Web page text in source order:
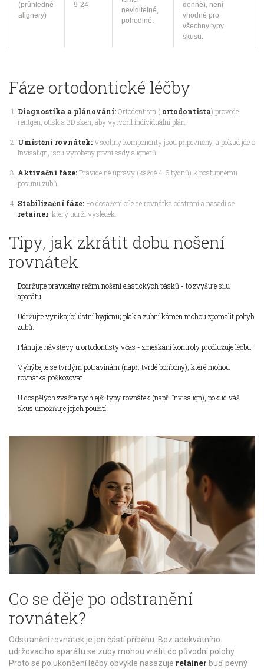
(průhledné
alignery)
9-24
neviditelné,
pohodlné.
denně), není
vhodné pro
všechny typy
skusu.
Fáze ortodontické léčby
Diagnostika a plánování:Ortodontista ( ortodontista) provede
rentgen, otisk a 3D sken, aby vytvořil individuální plán.
Umístění rovnátek:Všechny komponenty jsou připevněny, a pokud jde o
Invisalign, jsou vyrobeny první sady alignerů.
Aktivační fáze:Pravidelné úpravy (každé 4‑6 týdnů) k postupnému
posunu zubů.
Stabilizační fáze:Po dosažení cíle se rovnátka odstraní a nasadí se
retainer, který udrží výsledek.
Tipy, jak zkrátit dobu nošení
rovnátek
Dodržujte pravidelný režim nošení elastických pásků - to zvyšuje sílu
aparátu.
Udržujte vynikající ústní hygienu; plak a zubní kámen mohou zpomalit pohyb
zubů.
Plánujte návštěvy u ortodontisty včas - zmeškání kontroly prodlužuje léčbu.
Vyhýbejte se tvrdým potravinám (např. tvrdé bonbóny), které mohou
rovnátka poškozovat.
U dospělých zvažte rychlejší typy rovnátek (např. Invisalign), pokud váš
skus umožňuje jejich použití.
Co se děje po odstranění
rovnátek?
Odstranění rovnátek je jen částí příběhu. Bez adekvátního
udržovacího aparátu se zuby mohou vrátit do původní polohy.
Proto se po ukončení léčby obvykle nasazuje retainer buď pevný